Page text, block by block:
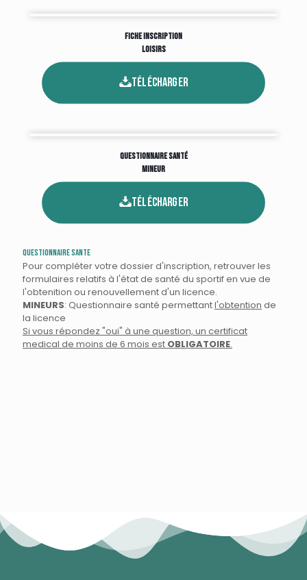
Fiche Inscription
Loisirs
télécharger
Questionnaire santé
mineur
télécharger
QUESTIONNAIRE SANTE
Pour compléter votre dossier d'inscription, retrouver les
formulaires relatifs à l'état de santé du sportif en vue de
l'obtenition ou renouvellement d'un licence.
MINEURS: Questionnaire santé permettantl'obtention de
la licence
Si vous répondez "oui" à une question, un certificat
medical de moins de 6 mois est OBLIGATOIRE.